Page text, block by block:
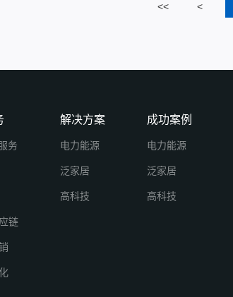
<< <
务
链
解决方案
电力能源
泛家居
高科技
成功案例
电力能源
泛家居
高科技